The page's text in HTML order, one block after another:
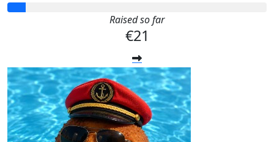
Raised so far
€21